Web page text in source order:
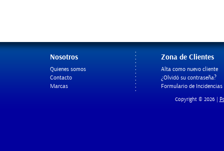
Nosotros
Quienes somos
Contacto
Marcas
Zona de Clientes
Alta como nuevo cliente
¿Olvidó su contraseña?
Formulario de Incidencias
Copyright © 2026 |